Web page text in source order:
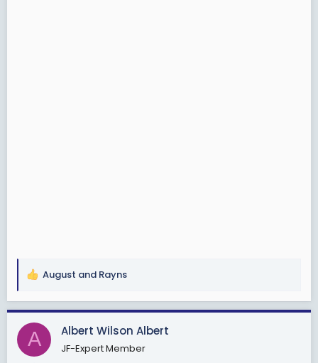
R
a
c
i
August and Rayns
A Albert Wilson Albert
JF-Expert Member